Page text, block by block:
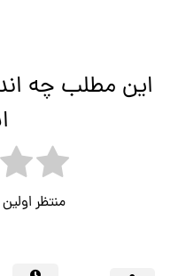
این مطلب چه
منتظر